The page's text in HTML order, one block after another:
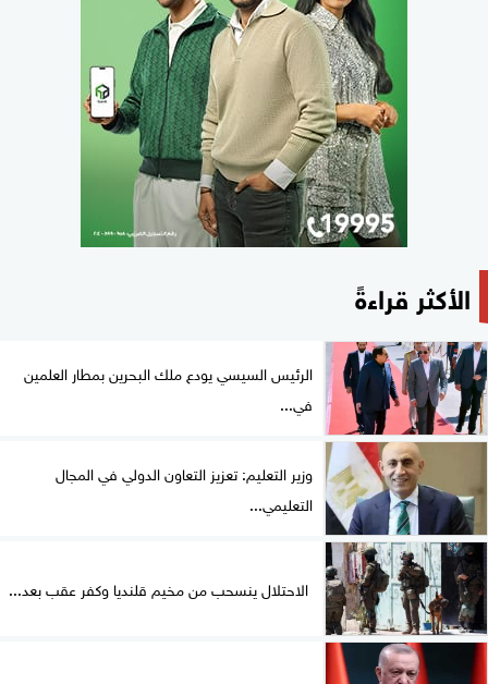
الأكثر قراءةً
الرئيس السيسي يودع ملك البحرين بمطار العلمين
في...
وزير التعليم: تعزيز التعاون الدولي في المجال
التعليمي...
الاحتلال ينسحب من مخيم قلنديا وكفر عقب بعد...